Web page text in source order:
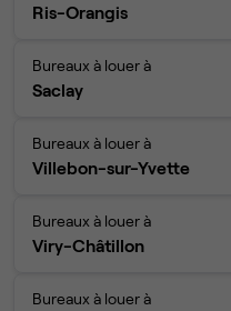
Ris-Orangis
Bureaux à louer à
Saclay
Bureaux à louer à
Villebon-sur-Yvette
Bureaux à louer à
Viry-Châtillon
Bureaux à louer à